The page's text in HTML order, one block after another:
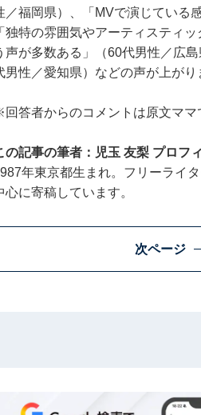
／福岡県）、「MVで演じている
「独特の雰囲気やアーティスティ
声が多数ある」（60代男性／広
男性／愛知県）などの声が上がり
答者からのコメントは原文ママ
の記事の筆者：児玉 友梨 プロフ
年東京都生まれ。フリーライ
心に寄稿しています。
次ページ